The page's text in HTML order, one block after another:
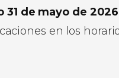
31 de mayo de 2026
en los